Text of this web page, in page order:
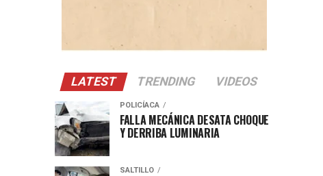
LATEST TRENDING VIDEOS
POLICÍACA
FALLA MECÁNICA DESATA CHOQUE
Y DERRIBA LUMINARIA
SALTILLO